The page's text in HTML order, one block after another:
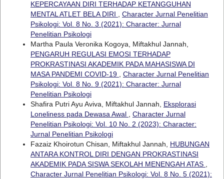
KEPERCAYAAN DIRI TERHADAP KETANGGUHAN
MENTAL ATLET BELA DIRI
Character Jurnal Penelitian
Psikologi: Vol. 8 No. 3 (2021): Character: Jurnal
Penelitian Psikologi
Martha Paula Veronika Kogoya, Miftakhul Jannah,
PENGARUH REGULASI EMOSI TERHADAP
PROKRASTINASI AKADEMIK PADA MAHASISWA DI
MASA PANDEMI COVID-19
Character Jurnal Penelitian
Psikologi: Vol. 8 No. 9 (2021): Character: Jurnal
Penelitian Psikologi
Shafira Putri Ayu Aviva, Miftakhul Jannah, Eksplorasi
Loneliness pada Dewasa Awal
Character Jurnal
Penelitian Psikologi: Vol. 10 No. 2 (2023): Character:
Jurnal Penelitian Psikologi
Fazaiz Khoirotun Chisan, Miftakhul Jannah, HUBUNGAN
ANTARA KONTROL DIRI DENGAN PROKRASTINASI
AKADEMIK PADA SISWA SEKOLAH MENENGAH ATAS
Character Jurnal Penelitian Psikologi: Vol. 8 No. 5 (2021):